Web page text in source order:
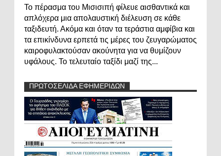
Το πέρασμα του Μισισιπή φίλευε αισθαντικά και
απλόχερα μια απολαυστική διέλευση σε κάθε
ταξιδευτή. Ακόμα και όταν τα τεράστια αμφίβια και
τα επικίνδυνα ερπετά τις μέρες του ζευγαρώματος
καιροφυλακτούσαν ακούνητα για να θυμίζουν
υφάλους. Το τελευταίο ταξίδι μαζί της...
ΠΡΩΤΟΣΕΛΙΔΑ ΕΦΗΜΕΡΙΔΩΝ